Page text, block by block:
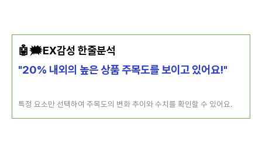
🤖🗯️EX감성 한줄분석
"20% 내외의 높은 상품 주목도를 보이고 있어요!"
특정 요소만 선택하여 주목도의 변화 추이와 수치를 확인할 수 있어요.